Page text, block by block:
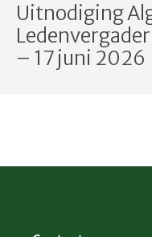
Uitnodiging
– 17 juni 2026